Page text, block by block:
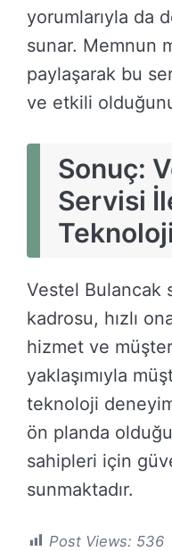
yorumlarıyla da
sunar. Memnun
paylaşarak bu
ve etkili
Sonuç:
Servisi
Vestel Bulancak
kadrosu, hızlı
hizmet ve
yaklaşımıyla
teknoloji
ön planda
sahipleri için
sunmaktadır.
Post Views: 536